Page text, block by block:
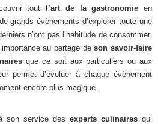
tout l’art de la gastronomie en
grands évènements d’explorer toute une
n’ont pas l’habitude de consommer.
au partage deson savoir-faire
que ce soit aux particuliers ou aux
permet d’évoluer à chaque évènement
encore plus magique.
son service des experts culinaires qui